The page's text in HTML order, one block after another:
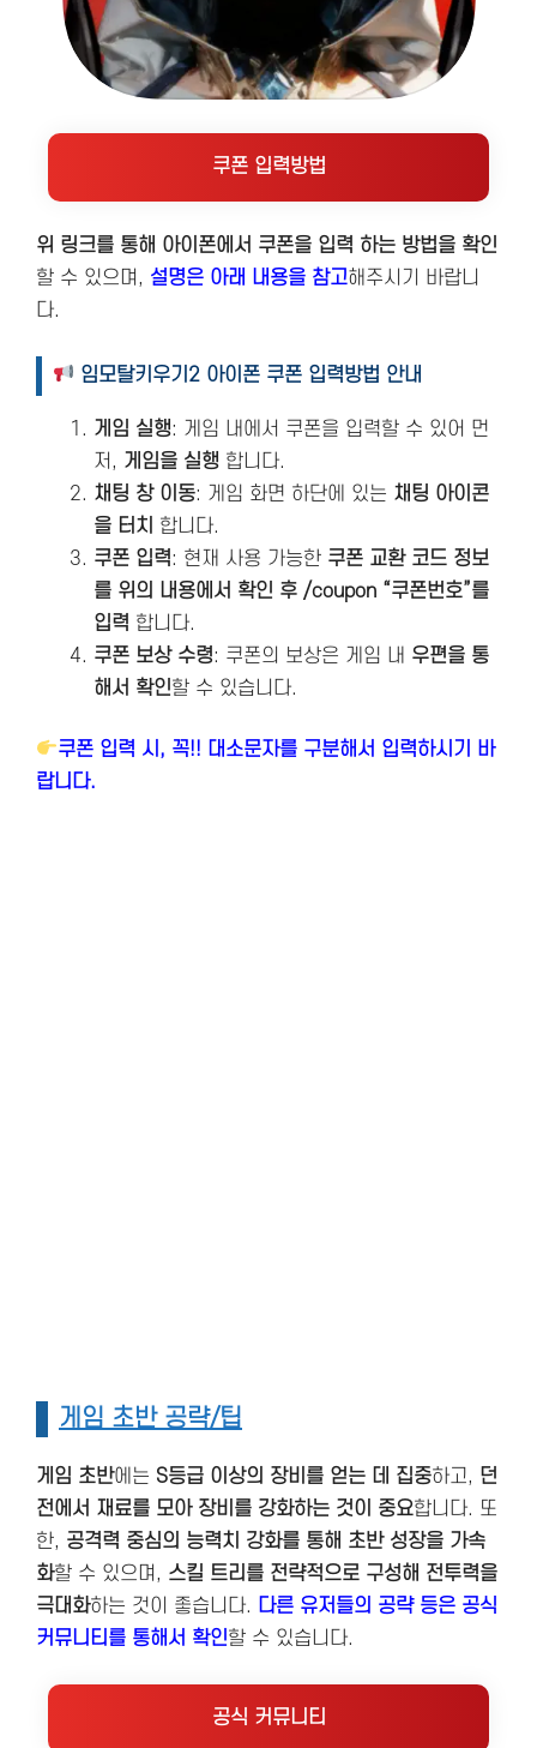
쿠폰 입력방법
위 링크를 통해 아이폰에서 쿠폰을 입력 하는 방법을 확인
할 수 있으며, 설명은 아래 내용을 참고해주시기 바랍니
다.
임모탈키우기2 아이폰 쿠폰 입력방법 안내
게임 실행: 게임 내에서 쿠폰을 입력할 수 있어 먼
저, 게임을 실행 합니다.
채팅 창 이동: 게임 화면 하단에 있는 채팅 아이콘
을 터치
합니다.
쿠폰 입력: 현재 사용 가능한 쿠폰 교환 코드 정보
를 위의 내용에서 확인 후 /coupon “쿠폰번호”를
입력 합니다.
쿠폰 보상 수령: 쿠폰의 보상은 게임 내 우편을 통
해서 확인할 수 있습니다.
쿠폰 입력 시, 꼭!! 대소문자를 구분해서 입력하시기 바
랍니다.
게임 초반 공략/팁
게임 초반에는 S등급 이상의 장비를 얻는 데 집중하고, 던
전에서 재료를 모아 장비를 강화하는 것이 중요합니다. 또
한, 공격력 중심의 능력치 강화를 통해 초반 성장을 가속
화할 수 있으며, 스킬 트리를 전략적으로 구성해 전투력을
극대화하는 것이 좋습니다​​​​. 다른 유저들의 공략 등은 공식
커뮤니티를 통해서 확인할 수 있습니다.
공식 커뮤니티